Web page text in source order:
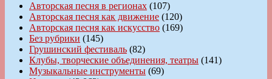
Авторская песня в регионах (107)
Авторская песня как движение (120)
Авторская песня как искусство (169)
Без рубрики (145)
Грушинский фестиваль (82)
Клубы, творческие объединения, театры (141)
Музыкальные инструменты (69)